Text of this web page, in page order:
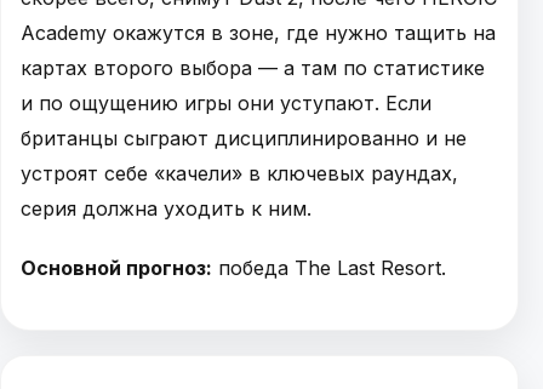
Academy окажутся в зоне, где нужно тащить на
картах второго выбора — а там по статистике
и по ощущению игры они уступают. Если
британцы сыграют дисциплинированно и не
устроят себе «качели» в ключевых раундах,
серия должна уходить к ним.
Основной прогноз: победа The Last Resort.